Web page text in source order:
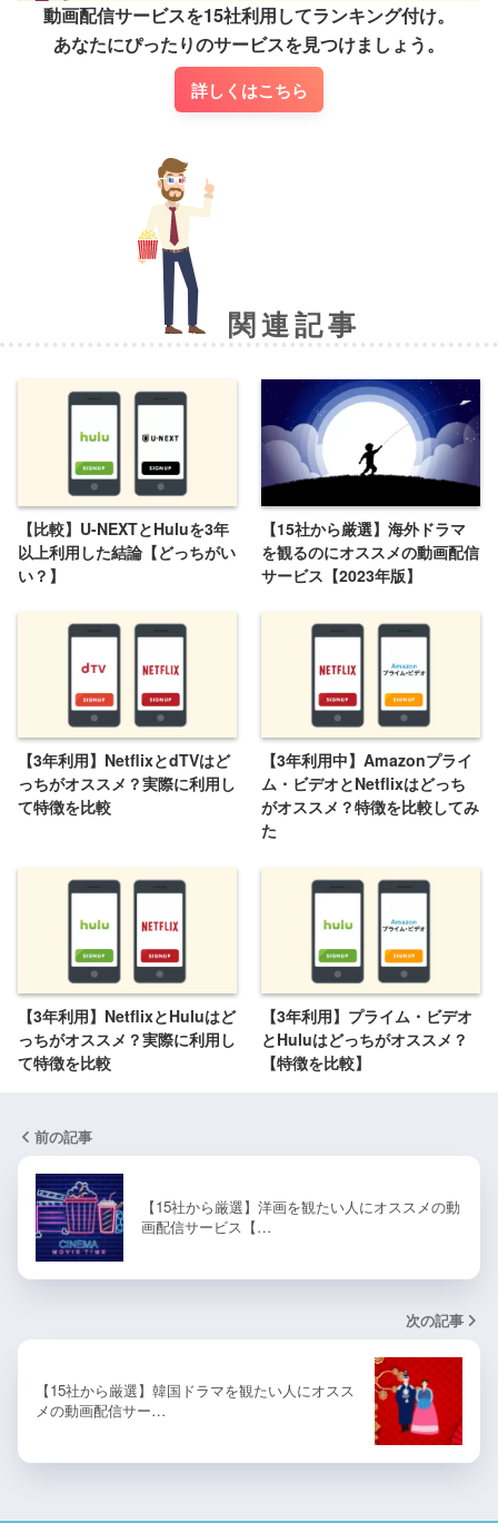
動画配信サービスを15社利用してランキング付け。
あなたにぴったりのサービスを見つけましょう。
詳しくはこちら
関連記事
【比較】U-NEXTとHuluを3年
以上利用した結論【どっちがい
い？】
【15社から厳選】海外ドラマ
を観るのにオススメの動画配信
サービス【2023年版】
【3年利用】NetflixとdTVはど
っちがオススメ？実際に利用し
て特徴を比較
【3年利用中】Amazonプライ
ム・ビデオとNetflixはどっち
がオススメ？特徴を比較してみ
た
【3年利用】NetflixとHuluはど
っちがオススメ？実際に利用し
て特徴を比較
【3年利用】プライム・ビデオ
とHuluはどっちがオススメ？
【特徴を比較】
前の記事
【15社から厳選】洋画を観たい人にオススメの動
画配信サービス【…
次の記事
【15社から厳選】韓国ドラマを観たい人にオスス
メの動画配信サー…